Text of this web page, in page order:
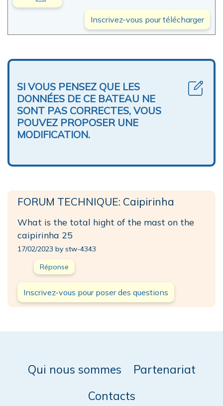
Inscrivez-vous pour télécharger
SI VOUS PENSEZ QUE LES
DONNÉES DE CE BATEAU NE
SONT PAS CORRECTES, VOUS
POUVEZ PROPOSER UNE
MODIFICATION.
FORUM TECHNIQUE: Caipirinha
What is the total hight of the mast on the
caipirinha 25
17/02/2023 by stw-4343
Réponse
Inscrivez-vous pour poser des questions
Qui nous sommes
Partenariat
Contacts